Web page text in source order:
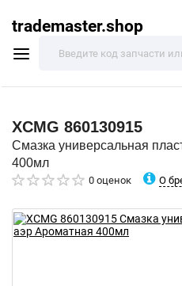
trademaster.shop
XCMG 860130915
Смазка универсальная
400мл
0 оценок О